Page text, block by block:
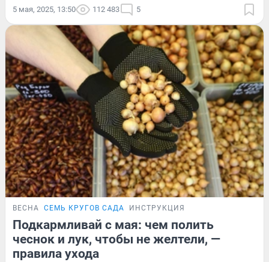
5 мая, 2025, 13:50 112 483 5
ВЕСНА СЕМЬ КРУГОВ САДА ИНСТРУКЦИЯ
Подкармливай с мая: чем полить
чеснок и лук, чтобы не желтели, —
правила ухода